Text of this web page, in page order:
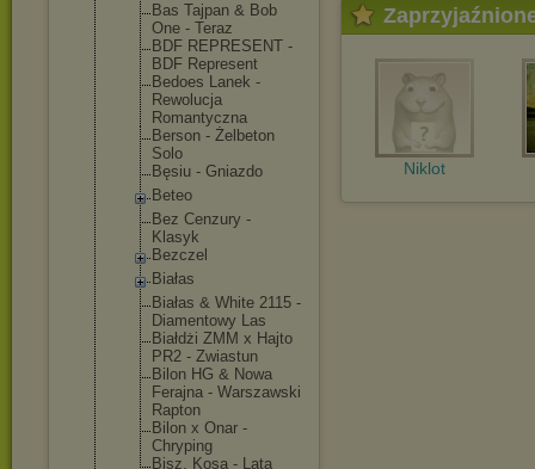
Bas Tajpan & Bob
One - Teraz
BDF REPRESENT -
BDF Represent
Bedoes Lanek -
Rewolucja
Romantyczna
Berson - Żelbeton
Solo
Bęsiu - Gniazdo
Beteo
Bez Cenzury -
Klasyk
Bezczel
Białas
Białas & White 2115 -
Diamentowy Las
Białdżi ZMM x Hajto
PR2 - Zwiastun
Bilon HG & Nowa
Ferajna - Warszawski
Rapton
Bilon x Onar -
Chryping
Bisz, Kosa - Lata
Niklot